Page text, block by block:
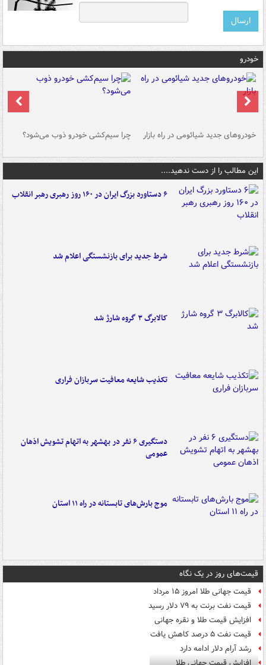
خودرو
خودروهای جدید شیائومی در راه بازار چرا سیم‌کشی خودرو ذوب می‌شود؟
این مطالب را از دست ندهید....
۶ دستاورد بزرگ ایران در ۱۶۰ روز رهبری رهبر انقلاب
شرط جدید برای بازنشستگی اعلام شد
کالابرگ ۳ گروه شارژ شد
تکذیب شایعه معافیت سربازان فراری
دستگیری ۶ نفر در بهشهر به اتهام تشویش اذهان
عمومی
موج بارش‌های تابستانه در راه ۱۱ استان
قیمت‌های روز در یک نگاه
قیمت جهانی طلا امروز ۱۵ مرداد
قیمت نفت برنت به ۷۹ دلار رسید
افزایش قیمت طلا و نقره جهانی
قیمت نفت ۵ درصد کاهش یافت
رشد آرام دلار ادامه دارد